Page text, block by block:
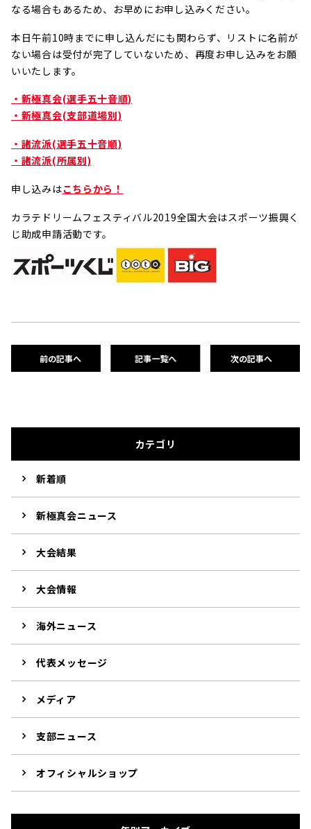
なる場合もあるため、お早めにお申し込みください。
本日午前10時までに申し込んだにも関わらず、リストに名前が
ない場合は受付が完了していないため、再度お申し込みをお願
いいたします。
・新極真会(選手五十音順)
・新極真会(支部道場別)
・諸流派(選手五十音順)
・諸流派(所属別)
申し込みはこちらから！
カラテドリームフェスティバル2019全国大会はスポーツ振興く
じ助成申請活動です。
前の記事へ 記事一覧へ 次の記事へ
カテゴリ
新着順
新極真会ニュース
大会結果
大会情報
海外ニュース
代表メッセージ
メディア
支部ニュース
オフィシャルショップ